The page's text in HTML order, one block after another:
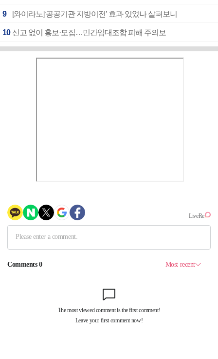
9 [와이라노]‘공공기관 지방이전’ 효과 있었나 살펴보니
10 신고 없이 홍보·모집…민간임대조합 피해 주의보